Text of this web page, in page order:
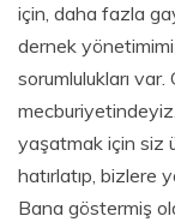
için, daha fazla
dernek
sorumlulukları
yaşatmak için siz
hatırlatıp, bizlere
Bana göstermiş